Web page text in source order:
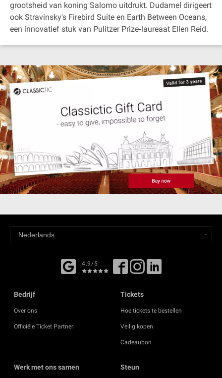
grootsheid van koning Salomo uitdrukt. Dudamel dirigeert
ook Stravinsky's Firebird Suite en Earth Between Oceans,
een innovatief stuk van Pulitzer Prize‐laureaat Ellen Reid.
4,9/5
Bedrijf
Over ons
Officiële Ticket Partner
Tickets
Hoe tickets te bestellen
Veilig kopen
Cadeaubon
Werk met ons samen Steun